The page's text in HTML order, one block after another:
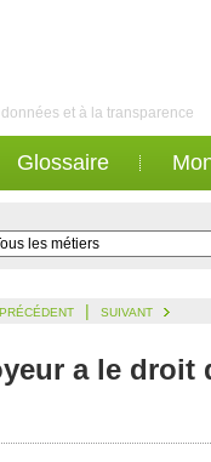
et à la transparence
Glossaire
PRÉCÉDENT | SUIVANT
a le